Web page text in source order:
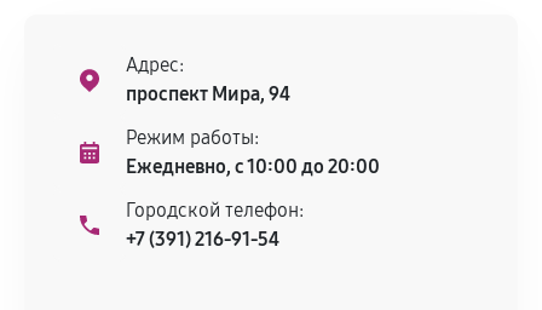
дефектов.
Установка была выполнена нашим сервисным
центром.
При этом гарантия на сами комплектующие
продавца. За качество сторонних деталей
сервисный центр ответственности не несет.
Адрес:
проспект Мира, 94
Режим работы:
Ежедневно, с 10:00 до 20:00
Городской телефон:
+7 (391) 216-91-54